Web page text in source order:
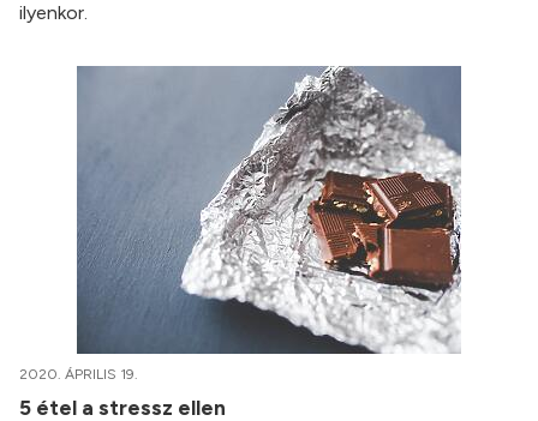
ilyenkor.
2020. ÁPRILIS 19.
5 étel a stressz ellen